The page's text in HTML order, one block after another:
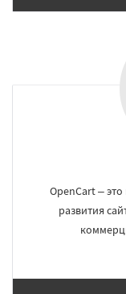
OpenCart –
развития